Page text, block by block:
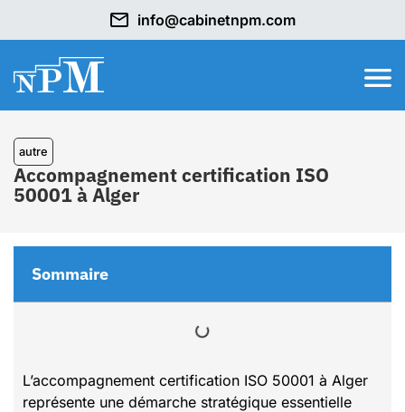
info@cabinetnpm.com
autre
Accompagnement certification ISO
50001 à Alger
L’accompagnement certification ISO 50001 à Alger
représente une démarche stratégique essentielle
Sommaire